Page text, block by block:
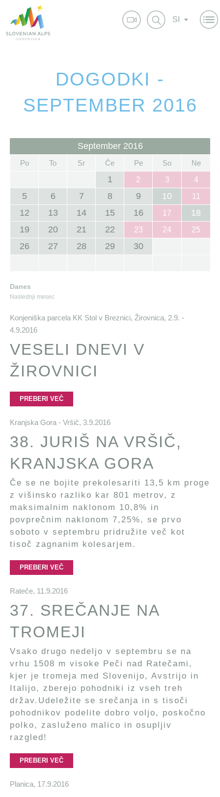
SI
DOGODKI -
SEPTEMBER 2016
September 2016
Po To Sr Če Pe So Ne
1 2 3 4
5 6 7 8 9 10 11
12 13 14 15 16 17
18
19
20 21 22 23 24 25
26 27 28 29 30
Danes
Naslednji mesec
Konjeniška parcela KK Stol v Breznici, Žirovnica, 2.9. -
4.9.2016
VESELI DNEVI V
ŽIROVNICI
PREBERI VEČ
Kranjska Gora - Vršič, 3.9.2016
38. JURIŠ NA VRŠIČ,
KRANJSKA GORA
Če se ne bojite prekolesariti 13,5 km proge
z višinsko razliko kar 801 metrov, z
maksimalnim naklonom 10,8% in
povprečnim naklonom 7,25%, se prvo
soboto v septembru pridružite več kot
tisoč zagnanim kolesarjem.
PREBERI VEČ
Rateče, 11.9.2016
37. SREČANJE NA
TROMEJI
Vsako drugo nedeljo v septembru se na
vrhu 1508 m visoke Peči nad Ratečami,
kjer je tromeja med Slovenijo, Avstrijo in
Italijo, zberejo pohodniki iz vseh treh
držav.Udeležite se srečanja in s tisoči
pohodnikov podelite dobro voljo, poskočno
polko, zasluženo malico in osupljiv
razgled!
PREBERI VEČ
Planica, 17.9.2016